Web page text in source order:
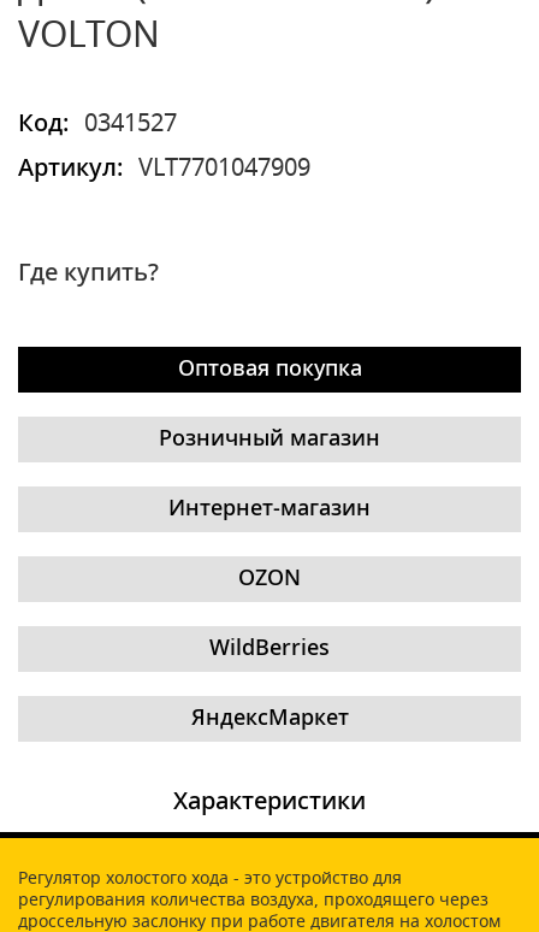
VOLTON
Код:
0341527
Артикул:
VLT7701047909
Где купить?
Оптовая покупка
Розничный магазин
Интернет-магазин
OZON
WildBerries
ЯндексМаркет
Характеристики
Регулятор холостого хода - это устройство для
регулирования количества воздуха, проходящего через
дроссельную заслонку при работе двигателя на холостом